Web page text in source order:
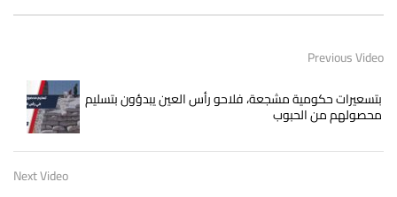
Previous Video
بتسعيرات حكومية مشجعة، فلاحو رأس العين يبدؤون بتسليم
محصولهم من الحبوب
Next Video